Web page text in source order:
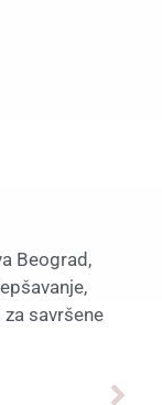
Beograd ,
,
za savršene